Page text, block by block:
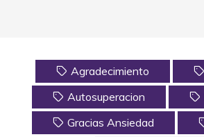
Agradecimiento
Autosuperacion
Gracias Ansiedad